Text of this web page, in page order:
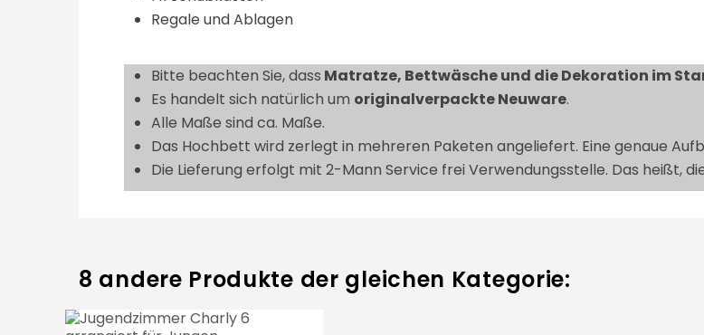
Regale und Ablagen
Bitte beachten Sie, dass Matratze, Bettwäsche und die Dekoration im
Es handelt sich natürlich um originalverpackte Neuware.
Alle Maße sind ca. Maße.
Das Hochbett wird zerlegt in mehreren Paketen angeliefert. Eine genaue
Die Lieferung erfolgt mit 2-Mann Service frei Verwendungsstelle. Das heißt,
8 andere Produkte der gleichen Kategorie: